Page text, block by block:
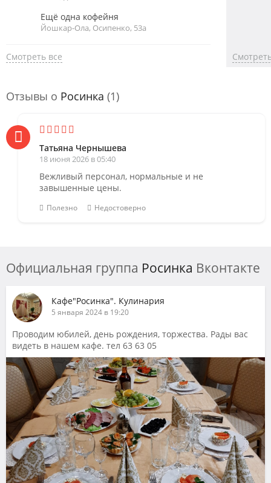
Ещё одна кофейня
Йошкар-Ола, Осипенко, 53а
Смотреть все
Отзывы о Росинка (1)
Татьяна Чернышева
18 июня 2026 в 05:40
Вежливый персонал, нормальные и не
завышенные цены.
Полезно Недостоверно
Официальная группа Росинка Вконтакте
Кафе"Росинка". Кулинария
5 января 2024 в 19:20
Проводим юбилей, день рождения, торжества. Рады вас
видеть в нашем кафе. тел 63 63 05